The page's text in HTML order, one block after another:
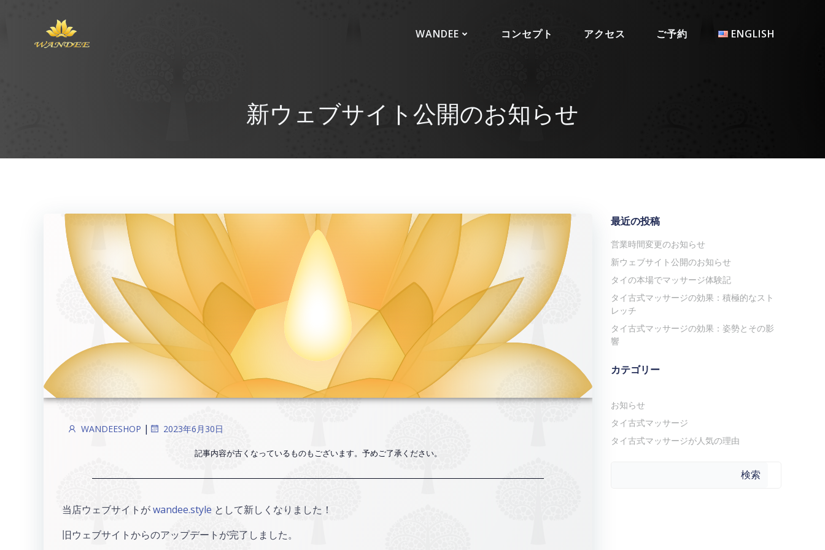
WANDEE コンセプト アクセス ご予約 ENGLISH
新ウェブサイト公開のお知らせ
WANDEESHOP | 2023年6月30日
記事内容が古くなっているものもございます。予めご了承ください。
当店ウェブサイトがwandee.style として新しくなりました！
旧ウェブサイトからのアップデートが完了しました。
最近の投稿
営業時間変更のお知らせ
新ウェブサイト公開のお知らせ
タイの本場でマッサージ体験記
タイ古式マッサージの効果：積極的なスト
レッチ
タイ古式マッサージの効果：姿勢とその影
響
カテゴリー
お知らせ
タイ古式マッサージ
タイ古式マッサージが人気の理由
検索